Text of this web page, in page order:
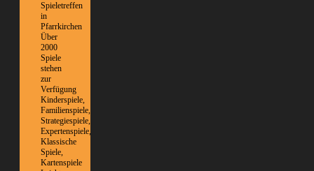
Spieletreffen
in
Pfarrkirchen
Über
2000
Spiele
stehen
zur
Verfügung
Kinderspiele,
Familienspiele,
Strategiespiele,
Expertenspiele,
Klassische
Spiele,
Kartenspiele